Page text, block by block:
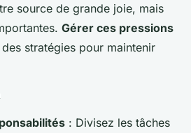
source de grande joie, mais
Gérer ces pressions
stratégies pour maintenir
: Divisez les tâches